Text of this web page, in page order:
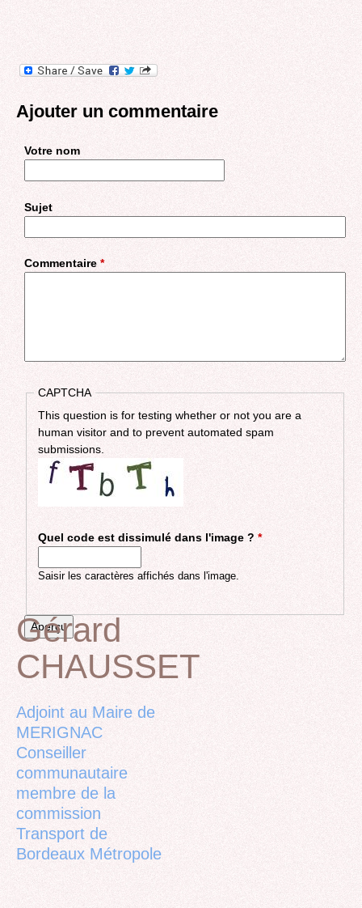
Ajouter un commentaire
Votre nom
Sujet
Commentaire *
CAPTCHA
This question is for testing whether or not you are a
human visitor and to prevent automated spam
submissions.
Quel code est dissimulé dans l'image ? *
Saisir les caractères affichés dans l'image.
Back
to
Gérard
CHAUSSET
Adjoint au Maire de
MERIGNAC
Conseiller
communautaire
membre de la
commission
Transport de
Bordeaux Métropole